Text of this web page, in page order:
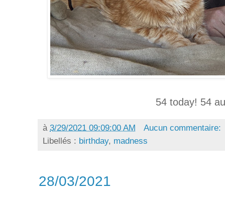
54 today! 54
à 3/29/2021 09:09:00 AM
Aucun commentaire:
Libellés : birthday, madness
28/03/2021